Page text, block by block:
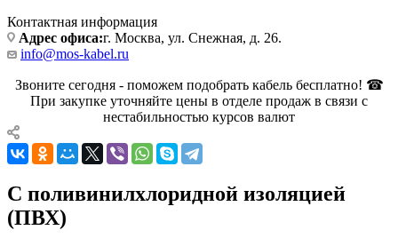
Контактная информация
Адрес офиса:г. Москва, ул. Снежная, д. 26.
info@mos-kabel.ru
Звоните сегодня - поможем подобрать кабель бесплатно! ☎
При закупке уточняйте цены в отделе продаж в связи с
нестабильностью курсов валют
С поливинилхлоридной изоляцией
(ПВХ)